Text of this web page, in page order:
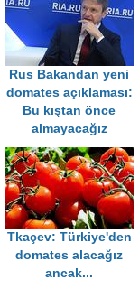
Rus Bakandan yeni
domates açıklaması:
Bu kıştan önce
almayacağız
Tkaçev: Türkiye'den
domates alacağız
ancak...